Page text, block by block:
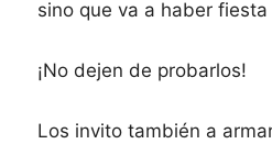
sino que va a haber
¡No dejen de probarlos!
Los invito también a